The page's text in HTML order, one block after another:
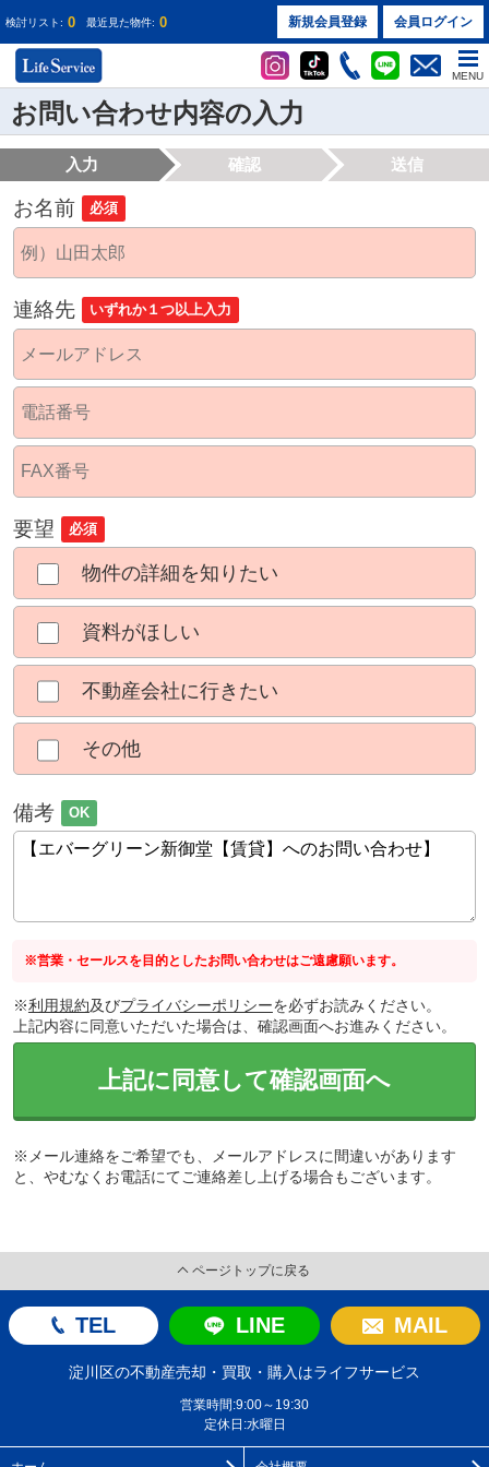
検討リスト: 0 最近見た物件: 0 新規会員登録 会員ログイン
MENU
お問い合わせ内容の入力
入力 確認 送信
お名前 必須
連絡先 いずれか１つ以上入力
要望 必須
物件の詳細を知りたい
資料がほしい
不動産会社に行きたい
その他
備考 OK
※営業・セールスを目的としたお問い合わせはご遠慮願います。
※利用規約及びプライバシーポリシーを必ずお読みください。
上記内容に同意いただいた場合は、確認画面へお進みください。
上記に同意して確認画面へ
※メール連絡をご希望でも、メールアドレスに間違いがあります
と、やむなくお電話にてご連絡差し上げる場合もございます。
ページトップに戻る
TEL LINE MAIL
淀川区の不動産売却・買取・購入はライフサービス
営業時間:9:00～19:30
定休日:水曜日